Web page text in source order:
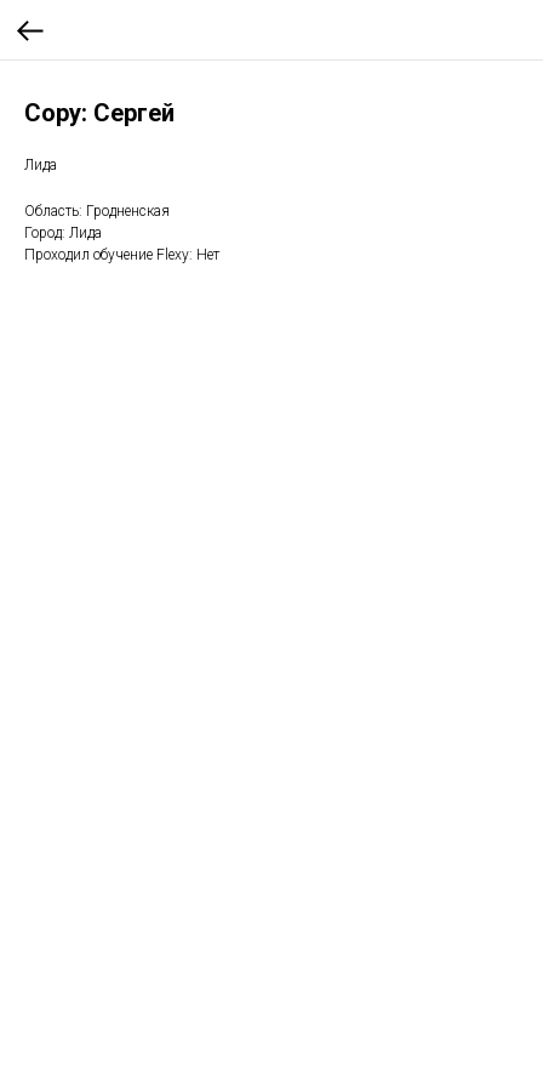
Copy: Сергей
Лида
Область: Гродненская
Город: Лида
Проходил обучение Flexy: Нет